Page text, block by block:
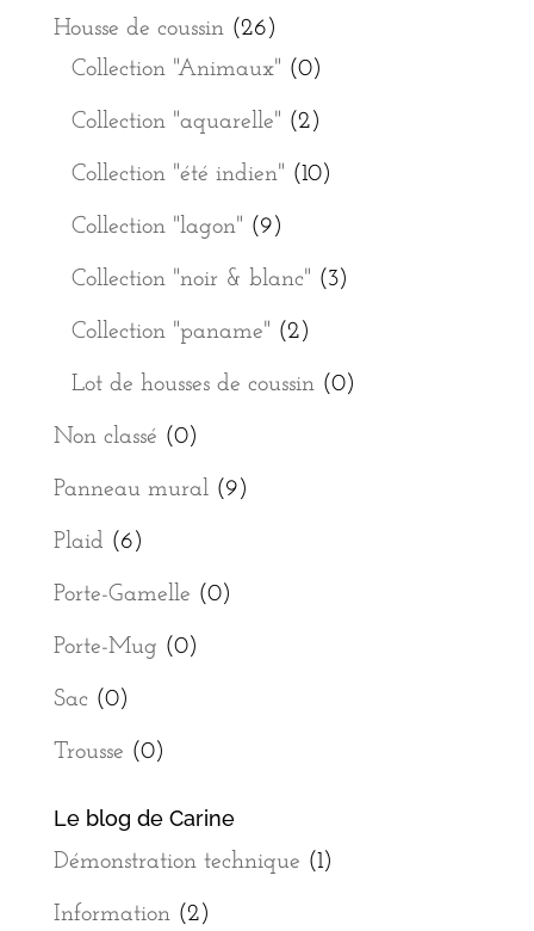
Housse de coussin (26)
Collection "Animaux" (0)
Collection "aquarelle" (2)
Collection "été indien" (10)
Collection "lagon" (9)
Collection "noir & blanc" (3)
Collection "paname" (2)
Lot de housses de coussin (0)
Non classé (0)
Panneau mural (9)
Plaid (6)
Porte-Gamelle (0)
Porte-Mug (0)
Sac (0)
Trousse (0)
Le blog de Carine
Démonstration technique (1)
Information(2)